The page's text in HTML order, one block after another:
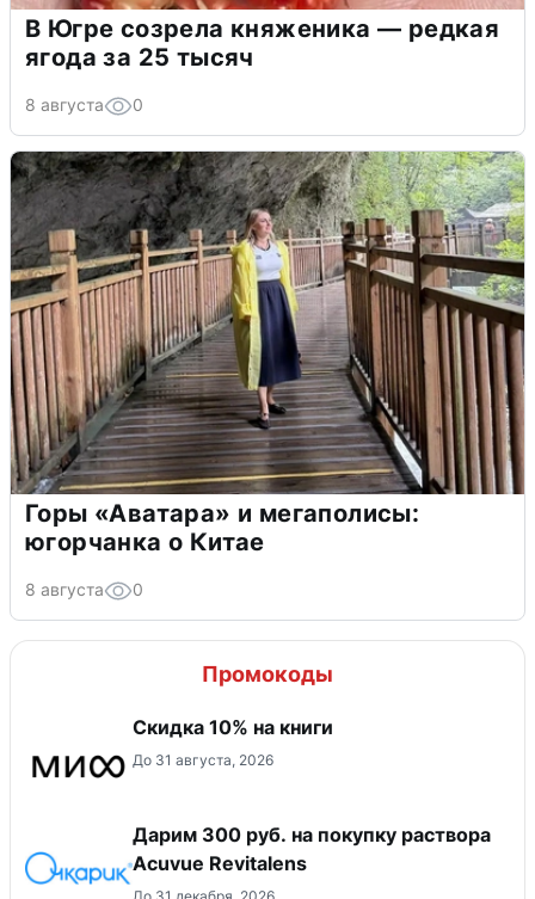
В Югре созрела княженика — редкая
ягода за 25 тысяч
8 августа 0
Горы «Аватара» и мегаполисы:
югорчанка о Китае
8 августа 0
Промокоды
Скидка 10% на книги
До 31 августа, 2026
Дарим 300 руб. на покупку раствора
Acuvue Revitalens